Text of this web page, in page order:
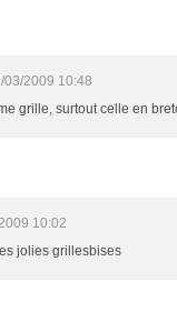
03/2009 10:48
grille, surtout celle en
10:02
jolies grillesbises